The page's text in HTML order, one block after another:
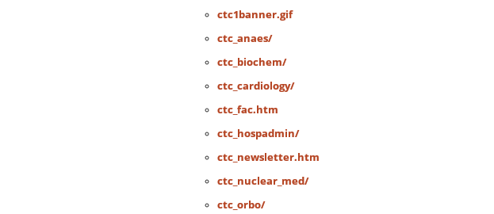
ctc1banner.gif
ctc_anaes/
ctc_biochem/
ctc_cardiology/
ctc_fac.htm
ctc_hospadmin/
ctc_newsletter.htm
ctc_nuclear_med/
ctc_orbo/